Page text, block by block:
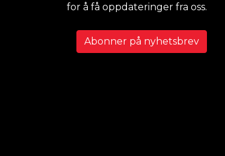
for å få oppdateringer fra oss.
Abonner på nyhetsbrev